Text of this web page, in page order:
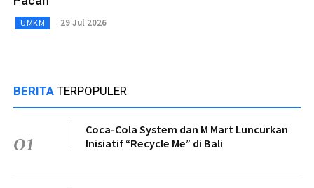
UMKM 29 Jul 2026
BERITA TERPOPULER
01
Coca-Cola System dan M Mart Luncurkan
Inisiatif “Recycle Me” di Bali